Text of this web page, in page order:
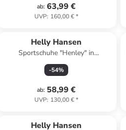
ab: 63,99 €
UVP: 160,00 €*
Helly Hansen
Sportschuhe "Henley" in
Dunkelblau
-54%
ab: 58,99 €
UVP: 130,00 €*
Helly Hansen